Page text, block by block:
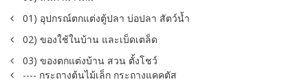
01) อุปกรณ์ตกแต่งตู้ปลา บ่อปลา สัตว์น้ำ
02) ของใช้ในบ้าน และเบ็ดเตล็ด
03) ของตกแต่งบ้าน สวน ตั้งโชว์
---- กระถางต้นไม้เล็ก กระถางแคคตัส